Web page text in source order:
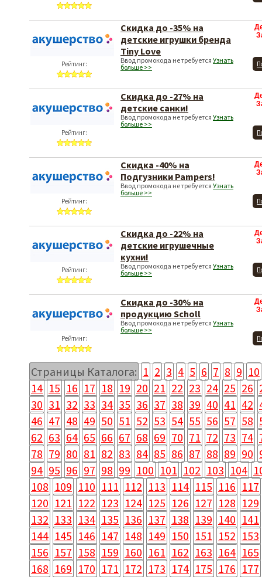
Рейтинг:
Скидка до -35% на
детские игрушки бренда
Tiny Love
Ввод промокода не требуется Узнать
больше >>
Рейтинг:
Скидка до -27% на
детские санки!
Ввод промокода не требуется Узнать
больше >>
Рейтинг:
Скидка -40% на
Подгузники Pampers!
Ввод промокода не требуется Узнать
больше >>
Рейтинг:
Скидка до -22% на
детские игрушечные
кухни!
Ввод промокода не требуется Узнать
больше >>
Рейтинг:
Скидка до -30% на
продукцию Scholl
Ввод промокода не требуется Узнать
больше >>
Страницы Каталога: 1 2 3 4 5 6 7 8 9 10
14 15 16 17 18 19 20 21 22 23 24 25 26
30 31 32 33 34 35 36 37 38 39 40 41 42
46 47 48 49 50 51 52 53 54 55 56 57 58
62 63 64 65 66 67 68 69 70 71 72 73 74
78 79 80 81 82 83 84 85 86 87 88 89 90
94 95 96 97 98 99 100 101 102 103 104
108 109 110 111 112 113 114 115 116 117
120 121 122 123 124 125 126 127 128 129
132 133 134 135 136 137 138 139 140 141
144 145 146 147 148 149 150 151 152 153
156 157 158 159 160 161 162 163 164 165
168 169 170 171 172 173 174 175 176 177